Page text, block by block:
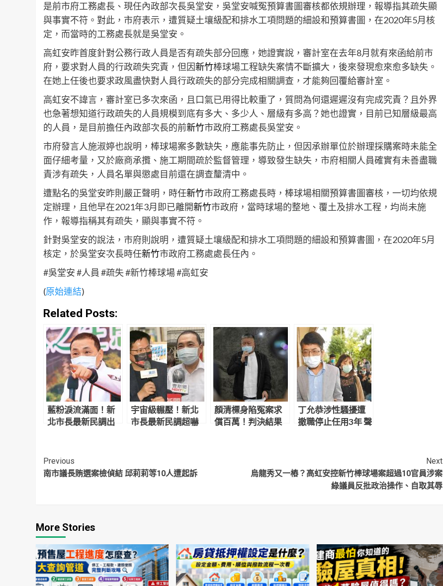
是前市府工務處長、現任內政部次長吳堂安，吳堂安喊冤預算書圖審核都依規辦理，報導指其疏失顯
與事實不符。對此，市府表示，遭質疑土壤級配和排水工項問題的細設和預算書圖，在2020年5月核
定，而當時的工務處長就是吳堂安。
高虹安昨首度針對公務行政人員是否有疏失部分回應，她證實說，審計室在去年8月就有來函給前市
府，要求對人員的行政疏失究責，但因新竹棒球場工程缺失案情不斷擴大，後來發現愈來愈多缺失。
在她上任後也要求政風盡快對人員行政疏失的部分完成相關調查，才能夠回覆給審計室。
高虹安不諱言，審計室已多次來函，且口氣已用得比較重了，質問為何還遲遲沒有完成究責？且外界
也急著想知道行政疏失的人員規模到底有多大、多少人、層級有多高？她也證實，目前已知層級最高
的人員，是目前擔任內政部次長的前新竹市政府工務處長吳堂安。
市府發言人施淑婷也說明，棒球場案多數缺失，應能事先防止，但因承辦單位於辦理採購案時未能全
面仔細考量，又於廠商承攬、施工期間疏於監督管理，導致發生缺失，市府相關人員確實有未善盡職
責涉有疏失，人員名單與懲處目前還在調查釐清中。
遭點名的吳堂安昨則嚴正聲明，時任新竹市政府工務處長時，棒球場相關預算書圖審核，一切均依規
定辦理，且他早在2021年3月即已離開新竹市政府，當時球場的整地、覆土及排水工程，均尚未施
作，報導指稱其有疏失，顯與事實不符。
針對吳堂安的說法，市府則說明，遭質疑土壤級配和排水工項問題的細設和預算書圖，在2020年5月
核定，於吳堂安次長時任新竹市政府工務處處長任內。
#吳堂安 #人員 #疏失 #新竹棒球場 #高虹安
(原始連結)
Related Posts:
藍粉淚流滿面！新
北市長最新民調出
宇宙級輾壓！新北
市長最新民調超嚇
顏清標身陷冤案求
償百萬！判決結果
丁允恭涉性騷擾遭
撤職停止任用3年 聲
Continue
Reading
Previous
南市議長賄選案檢偵結 邱莉莉等10人遭起訴
Next
烏龍秀又一樁？高虹安控新竹棒球場案超過10官員涉案
綠議員反批政治操作、自取其辱
More Stories